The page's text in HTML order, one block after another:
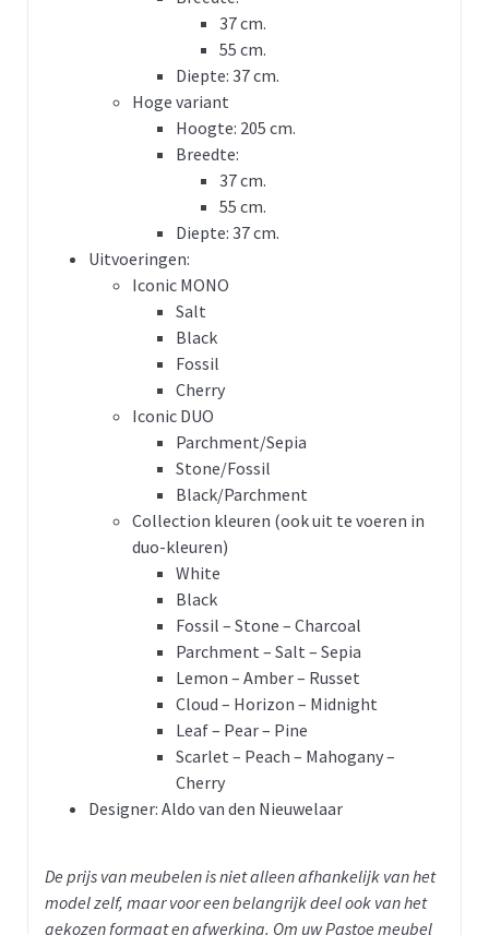
37 cm.
55 cm.
Diepte: 37 cm.
Hoge variant
Hoogte: 205 cm.
Breedte:
37 cm.
55 cm.
Diepte: 37 cm.
Uitvoeringen:
Iconic MONO
Salt
Black
Fossil
Cherry
Iconic DUO
Parchment/Sepia
Stone/Fossil
Black/Parchment
Collection kleuren (ook uit te voeren in
duo-kleuren)
White
Black
Fossil – Stone – Charcoal
Parchment – Salt – Sepia
Lemon – Amber – Russet
Cloud – Horizon – Midnight
Leaf – Pear – Pine
Scarlet – Peach – Mahogany –
Cherry
Designer: Aldo van den Nieuwelaar
De prijs van meubelen is niet alleen afhankelijk van het
model zelf, maar voor een belangrijk deel ook van het
gekozen formaat en afwerking. Om uw Pastoe meubel